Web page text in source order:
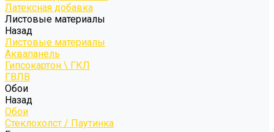
Латексная добавка
Листовые материалы
Назад
Листовые материалы
Аквапанель
Гипсокартон \ ГКЛ
ГВЛВ
Обои
Назад
Обои
Стеклохолст / Паутинка